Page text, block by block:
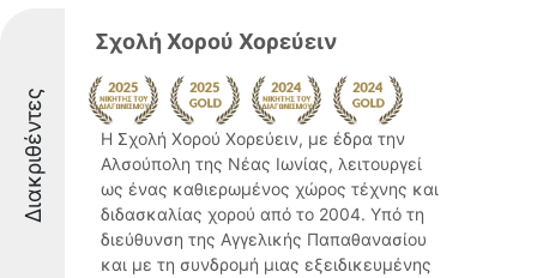
Διακριθέντες
Σχολή Χορού Χορεύειν
Η Σχολή Χορού Χορεύειν, με έδρα την
Αλσούπολη της Νέας Ιωνίας, λειτουργεί
ως ένας καθιερωμένος χώρος τέχνης και
διδασκαλίας χορού από το 2004. Υπό τη
διεύθυνση της Αγγελικής Παπαθανασίου
και με τη συνδρομή μιας εξειδικευμένης